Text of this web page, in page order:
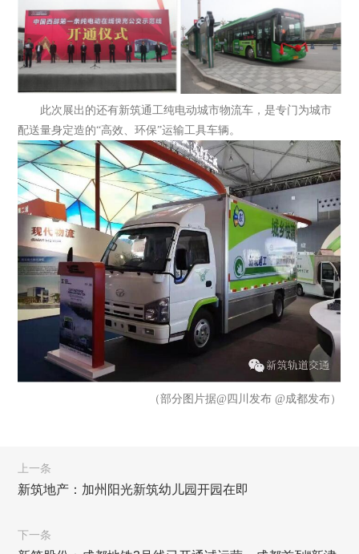
此次展出的还有新筑通工纯电动城市物流车，是专门为城市
配送量身定造的“高效、环保”运输工具车辆。
（部分图片据@四川发布 @成都发布）
上一条
新筑地产：加州阳光新筑幼儿园开园在即
下一条